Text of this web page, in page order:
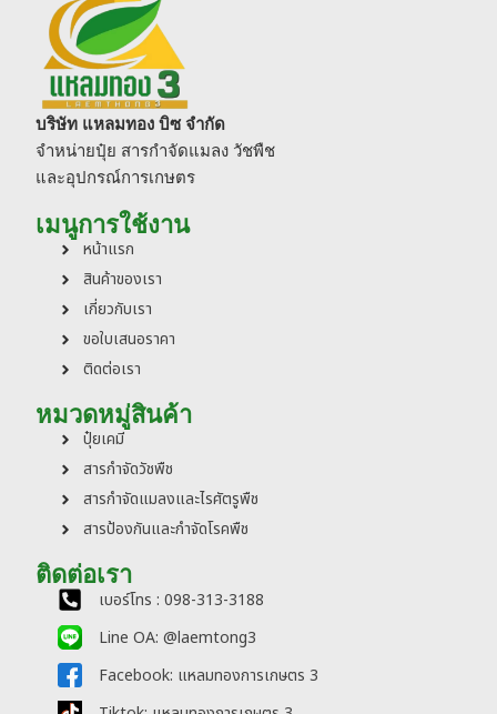
บริษัท แหลมทอง บิซ จำกัด
จำหน่ายปุ๋ย สารกำจัดแมลง วัชพืช
และอุปกรณ์การเกษตร
เมนูการใช้งาน
หน้าแรก
สินค้าของเรา
เกี่ยวกับเรา
ขอใบเสนอราคา
ติดต่อเรา
หมวดหมู่สินค้า
ปุ๋ยเคมี
สารกำจัดวัชพืช
สารกำจัดแมลงและไรศัตรูพืช
สารป้องกันและกำจัดโรคพืช
ติดต่อเรา
เบอร์โทร : 098-313-3188
Line OA: @laemtong3
Facebook: แหลมทองการเกษตร 3